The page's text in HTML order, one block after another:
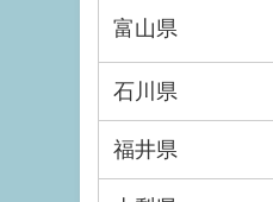
富山県
石川県
福井県